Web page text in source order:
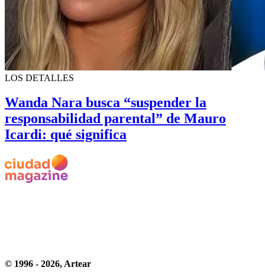
LOS DETALLES
Wanda Nara busca “suspender la
responsabilidad parental” de Mauro
Icardi: qué significa
© 1996 - 2026, Artear